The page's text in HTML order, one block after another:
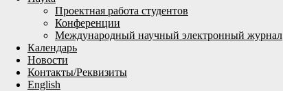
Проектная работа студентов
Конференции
Международный научный электронный журнал
Календарь
Новости
Контакты/Реквизиты
English